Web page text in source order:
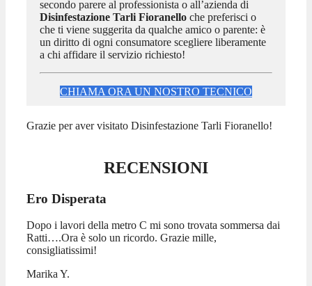
secondo parere al professionista o all’azienda di
Disinfestazione Tarli Fioranelloche preferisci o
che ti viene suggerita da qualche amico o parente: è
un diritto di ogni consumatore scegliere liberamente
a chi affidare il servizio richiesto!
CHIAMA ORA UN NOSTRO TECNICO
Grazie per aver visitato Disinfestazione Tarli Fioranello!
RECENSIONI
Ero Disperata
Dopo i lavori della metro C mi sono trovata sommersa dai
Ratti….Ora è solo un ricordo. Grazie mille,
consigliatissimi!
Marika Y.